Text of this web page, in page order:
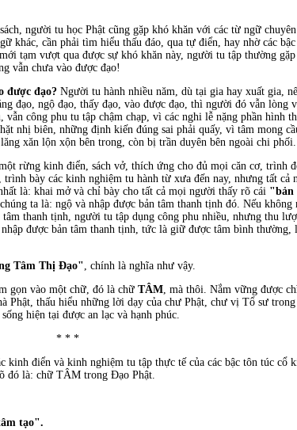
người tu học Phật cũng gặp khó khăn với các từ ngữ
khác, cần phải tìm hiểu thấu đáo, qua tự điển, hay nhờ các
tạm vượt qua được sự khó khăn này, người tu tập thường
vẫn chưa vào được đạo!
được đạo? Người tu hành nhiều năm, dù tại gia hay xuất gia,
đạo, ngộ đạo, thấy đạo, vào được đạo, thì người đó vẫn lòng
vẫn công phu tu tập chậm chạp, vì các nghi lễ nặng phần hình
nhị biên, những định kiến đúng sai phải quấy, vì tâm mong
xăn lộn xộn bên trong, còn bị trần duyên bên ngoài chi phối.
rừng kinh điển, sách vở, thích ứng cho đủ mọi căn cơ, trình
bày các kinh nghiệm tu hành từ xưa đến nay, nhưng tất cả
là: khai mở và chỉ bày cho tất cả mọi người thấy rõ cái "bản
ta là: ngộ và nhập được bản tâm thanh tịnh đó. Nếu
thanh tịnh, người tu tập dụng công phu nhiều, nhưng thu
được bản tâm thanh tịnh, tức là giữ được tâm bình thường,
Tâm Thị Ðạo", chính là nghĩa như vậy.
gọn vào một chữ, đó là chữ TÂM, mà thôi. Nắm vững được
Phật, thấu hiểu những lời dạy của chư Phật, chư vị Tổ sư
hiện tại được an lạc và hạnh phúc.
* * *
điển và kinh nghiệm tu tập thực tế của các bậc tôn túc cổ
đó là: chữ TÂM trong Ðạo Phật.
tạo".